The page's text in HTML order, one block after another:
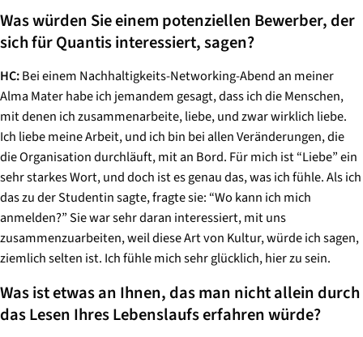
Was würden Sie einem potenziellen Bewerber, der
sich für Quantis interessiert, sagen?
HC:Bei einem Nachhaltigkeits-Networking-Abend an meiner
Alma Mater habe ich jemandem gesagt, dass ich die Menschen,
mit denen ich zusammenarbeite, liebe, und zwar wirklich liebe.
Ich liebe meine Arbeit, und ich bin bei allen Veränderungen, die
die Organisation durchläuft, mit an Bord. Für mich ist “Liebe” ein
sehr starkes Wort, und doch ist es genau das, was ich fühle. Als ich
das zu der Studentin sagte, fragte sie: “Wo kann ich mich
anmelden?” Sie war sehr daran interessiert, mit uns
zusammenzuarbeiten, weil diese Art von Kultur, würde ich sagen,
ziemlich selten ist. Ich fühle mich sehr glücklich, hier zu sein.
Was ist etwas an Ihnen, das man nicht allein durch
das Lesen Ihres Lebenslaufs erfahren würde?